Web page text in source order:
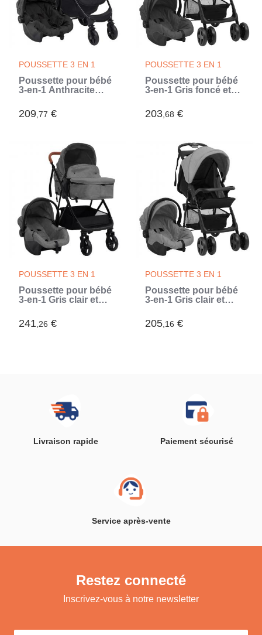
POUSSETTE 3 EN 1
Poussette pour bébé
3-en-1 Anthracite
209,77 €
POUSSETTE 3 EN 1
Poussette pour bébé
3-en-1 Gris foncé et
203,68 €
POUSSETTE 3 EN 1
Poussette pour bébé
3-en-1 Gris clair et
241,26 €
POUSSETTE 3 EN 1
Poussette pour bébé
3-en-1 Gris clair et
205,16 €
Livraison rapide Paiement sécurisé
Service après-vente
Restez connecté
Inscrivez-vous à notre newsletter